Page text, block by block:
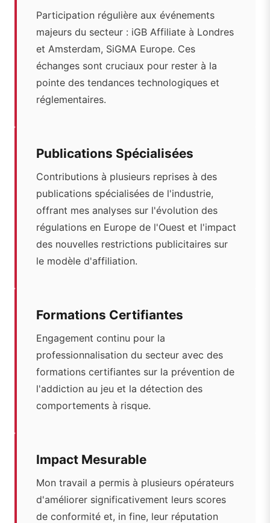
Participation régulière aux événements
majeurs du secteur : iGB Affiliate à Londres
et Amsterdam, SiGMA Europe. Ces
échanges sont cruciaux pour rester à la
pointe des tendances technologiques et
réglementaires.
Publications Spécialisées
Contributions à plusieurs reprises à des
publications spécialisées de l'industrie,
offrant mes analyses sur l'évolution des
régulations en Europe de l'Ouest et l'impact
des nouvelles restrictions publicitaires sur
le modèle d'affiliation.
Formations Certifiantes
Engagement continu pour la
professionnalisation du secteur avec des
formations certifiantes sur la prévention de
l'addiction au jeu et la détection des
comportements à risque.
Impact Mesurable
Mon travail a permis à plusieurs opérateurs
d'améliorer significativement leurs scores
de conformité et, in fine, leur réputation